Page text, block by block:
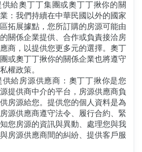
供給奧丁丁集團或奧丁丁揪你的關
：我們持續在中華民國以外的國家
拓展據點，您所訂購的房源可能由
關係企業提供、合作或負責接洽房
商，以提供您更多元的選擇。奧丁
或奧丁丁揪你的關係企業也將遵守
權政策。
供給房源供應商：奧丁丁揪你是您
提供商中介的平台，房源供應商負
房源給您。提供您的個人資料是為
源供應商遵守法令、履行合約、緊
您房源的資訊與異動、處理您與我
房源供應商間的糾紛、提供客戶服